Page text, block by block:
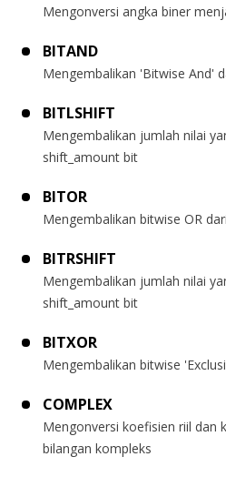
Mengonversi angka biner
BITAND
Mengembalikan 'Bitwise And'
BITLSHIFT
Mengembalikan jumlah nilai
shift_amount bit
BITOR
Mengembalikan bitwise OR
BITRSHIFT
Mengembalikan jumlah nilai
shift_amount bit
BITXOR
Mengembalikan bitwise
COMPLEX
Mengonversi koefisien riil dan
bilangan kompleks